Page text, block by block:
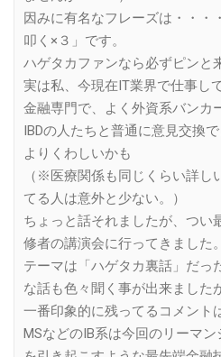
因みに有名なフレーズは・・・
叩く×３」です。
ハゲタカファンなら必ずピンと
実は私、今現在IT業界で仕事し
金融専門で、よく外資系バンカ
IBDの人たちと普通に意見交換
よりくわしいかも
（※医療関係も同じくらい詳し
てる人は意外と少ない。）
ちょっと話それましたが、つい
修者の講演会に行ってきました。
テーマは「ハゲタカ裏話」だっ
な話も色々聞く事が出来ました
一番印象的に残ってるコメント
MSなどのIB系は今回のリーマン